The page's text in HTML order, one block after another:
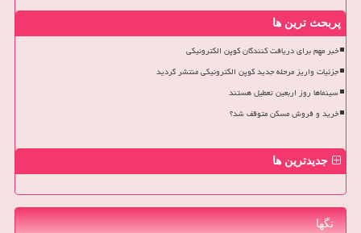
پربحث ترین ها
خبر مهم برای دریافت کنندگان کوپن الکترونیکی
جزئیات واریز مرحله جدید کوپن الکترونیکی منتشر گردید
سینماها روز اربعین تعطیل هستند
خرید و فروش مسکن متوقف شد؟
جدیدترین ها
تگها